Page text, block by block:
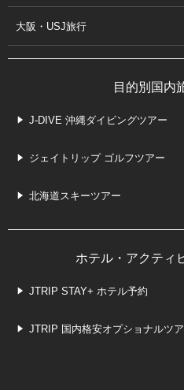
大阪・USJ旅行
目的別国内
J-DIVE 沖縄ダイビングツアー
ジェイトリップ ゴルフツアー
北海道スキーツアー
ホテル・アクティ
JTRIP STAY+ ホテル予約
JTRIP 国内格安オプショナルツ